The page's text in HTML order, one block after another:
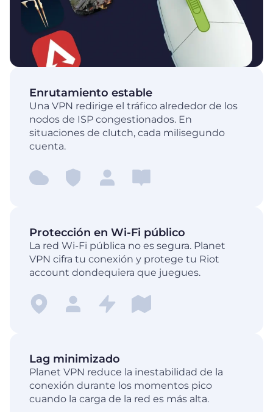
Enrutamiento estable
Una VPN redirige el tráfico alrededor de los
nodos de ISP congestionados. En
situaciones de clutch, cada milisegundo
cuenta.
Protección en Wi-Fi público
La red Wi-Fi pública no es segura. Planet
VPN cifra tu conexión y protege tu Riot
account dondequiera que juegues.
Lag minimizado
Planet VPN reduce la inestabilidad de la
conexión durante los momentos pico
cuando la carga de la red es más alta.